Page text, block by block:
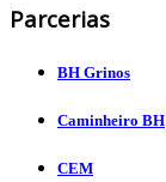
Parcerias
BH Grinos
Caminheiro BH
CEM